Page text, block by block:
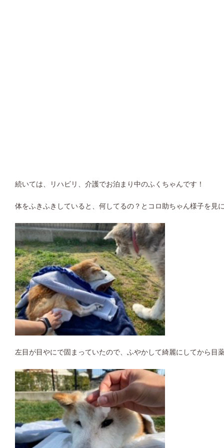
続いては、リハビリ、介護でお泊まり中のふくちゃんです！
体をふきふきしていると、何してるの？とコロ助ちゃん様子を見
左目が目やにで固まっていたので、ふやかして綺麗にしてから目